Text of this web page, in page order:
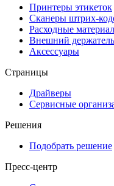
Принтеры этикеток
Сканеры штрих-
Расходные
Внешний держатель
Аксессуары
Страницы
Драйверы
Сервисные
Решения
Подобрать решение
Пресс-центр